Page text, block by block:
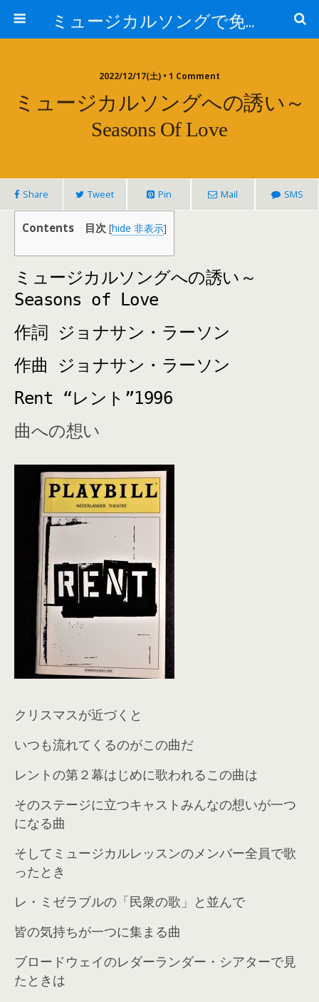
ミュージカルソングで免疫力を高める My Music and Spiritual Therapy
2022/12/17(土) • 1 Comment
ミュージカルソングへの誘い～
Seasons Of Love
Share Tweet Pin Mail SMS
Contents 目次 [hide 非表示]
ミュージカルソングへの誘い～
Seasons of Love
作詞 ジョナサン・ラーソン
作曲 ジョナサン・ラーソン
Rent “レント ”1996
曲への想い
クリスマスが近づくと
いつも流れてくるのがこの曲だ
レントの第２幕はじめに歌われるこの曲は
そのステージに立つキャストみんなの想いが一つ
になる曲
そしてミュージカルレッスンのメンバー全員で歌
ったとき
レ・ミゼラブルの「民衆の歌」と並んで
皆の気持ちが一つに集まる曲
ブロードウェイのレダーランダー・シアターで見
たときは